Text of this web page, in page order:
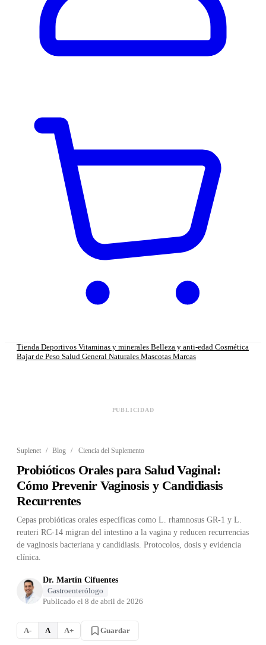
Tienda Deportivos Vitaminas y minerales Belleza y anti-edad Cosmética
Bajar de Peso Salud General Naturales Mascotas Marcas
PUBLICIDAD
Suplenet / Blog / Ciencia del Suplemento
Probióticos Orales para Salud Vaginal:
Cómo Prevenir Vaginosis y Candidiasis
Recurrentes
Cepas probióticas orales específicas como L. rhamnosus GR-1 y L.
reuteri RC-14 migran del intestino a la vagina y reducen recurrencias
de vaginosis bacteriana y candidiasis. Protocolos, dosis y evidencia
clínica.
Dr. Martín Cifuentes
Gastroenterólogo
Publicado el 8 de abril de 2026
A- A A+ Guardar